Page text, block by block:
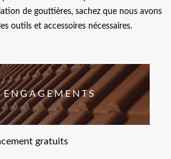
de gouttières, sachez que nous avons
outils et accessoires nécessaires.
ENGAGEMENTS
gratuits